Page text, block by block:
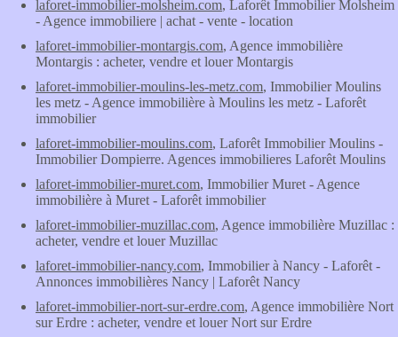
laforet-immobilier-molsheim.com, Laforêt Immobilier Molsheim
- Agence immobiliere | achat - vente - location
laforet-immobilier-montargis.com, Agence immobilière
Montargis : acheter, vendre et louer Montargis
laforet-immobilier-moulins-les-metz.com, Immobilier Moulins
les metz - Agence immobilière à Moulins les metz - Laforêt
immobilier
laforet-immobilier-moulins.com, Laforêt Immobilier Moulins -
Immobilier Dompierre. Agences immobilieres Laforêt Moulins
laforet-immobilier-muret.com, Immobilier Muret - Agence
immobilière à Muret - Laforêt immobilier
laforet-immobilier-muzillac.com, Agence immobilière Muzillac :
acheter, vendre et louer Muzillac
laforet-immobilier-nancy.com, Immobilier à Nancy - Laforêt -
Annonces immobilières Nancy | Laforêt Nancy
laforet-immobilier-nort-sur-erdre.com, Agence immobilière Nort
sur Erdre : acheter, vendre et louer Nort sur Erdre